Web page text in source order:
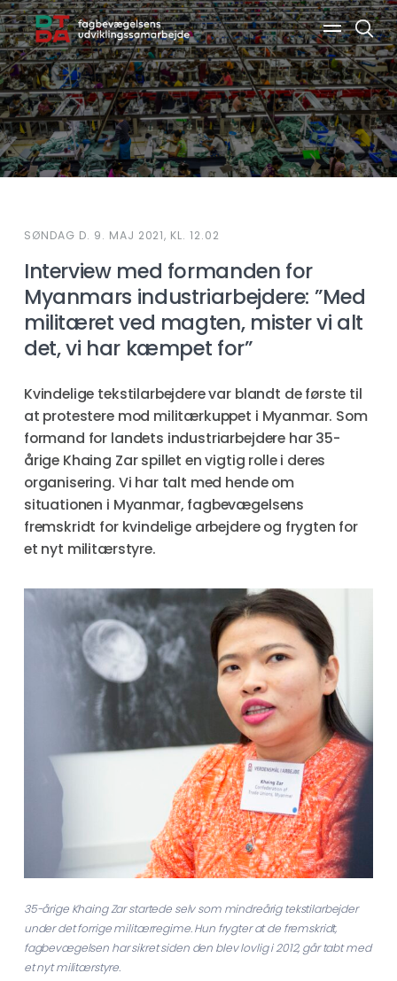
Søg
SØNDAG D. 9. MAJ 2021, KL. 12.02
Interview med formanden for
Myanmars industriarbejdere: ”Med
militæret ved magten, mister vi alt
det, vi har kæmpet for”
Kvindelige tekstilarbejdere var blandt de første til
at protestere mod militærkuppet i Myanmar. Som
formand for landets industriarbejdere har 35-
årige Khaing Zar spillet en vigtig rolle i deres
organisering. Vi har talt med hende om
situationen i Myanmar, fagbevægelsens
fremskridt for kvindelige arbejdere og frygten for
et nyt militærstyre.
35-årige Khaing Zar startede selv som mindreårig tekstilarbejder
under det forrige militærregime. Hun frygter at de fremskridt,
fagbevægelsen har sikret siden den blev lovlig i 2012, går tabt med
et nyt militærstyre.